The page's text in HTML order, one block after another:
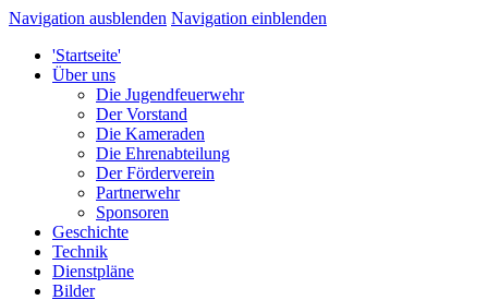
Navigation ausblenden Navigation einblenden
'Startseite'
Über uns
Die Jugendfeuerwehr
Der Vorstand
Die Kameraden
Die Ehrenabteilung
Der Förderverein
Partnerwehr
Sponsoren
Geschichte
Technik
Dienstpläne
Bilder